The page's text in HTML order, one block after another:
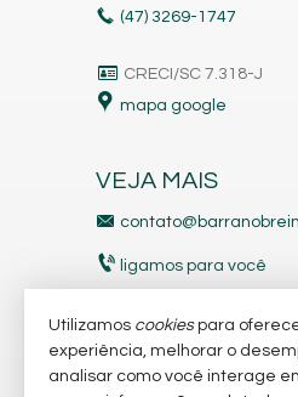
(47) 3269-1747
CRECI/SC 7.318-J
mapa google
VEJA MAIS
ligamos para você
indicadores
Utilizamos cookiespara
experiência, melhorar o
analisar como você interage